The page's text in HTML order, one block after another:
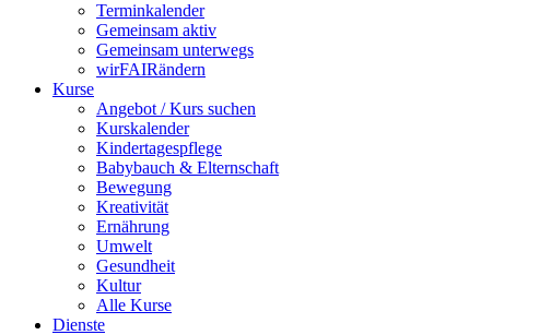
Terminkalender
Gemeinsam aktiv
Gemeinsam unterwegs
wirFAIRändern
Kurse
Angebot / Kurs suchen
Kurskalender
Kindertagespflege
Babybauch & Elternschaft
Bewegung
Kreativität
Ernährung
Umwelt
Gesundheit
Kultur
Alle Kurse
Dienste